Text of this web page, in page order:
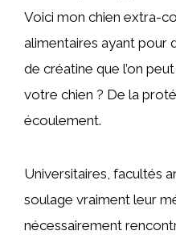
Voici mon chien extra-
alimentaires ayant pour
de créatine que l’on
votre chien ? De la
écoulement.
Universitaires, facultés
soulage vraiment leur
nécessairement